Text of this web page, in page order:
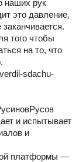
наших рук
это давление,
того чтобы
на то, что
sdachu-
и испытывает
и
платформы —